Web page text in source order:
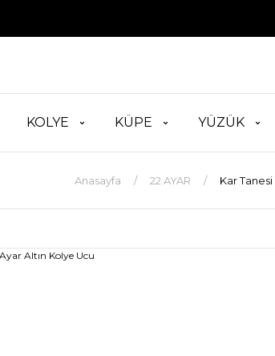
KOLYE KÜPE YÜZÜK
Anasayfa 22 AYAR Kar